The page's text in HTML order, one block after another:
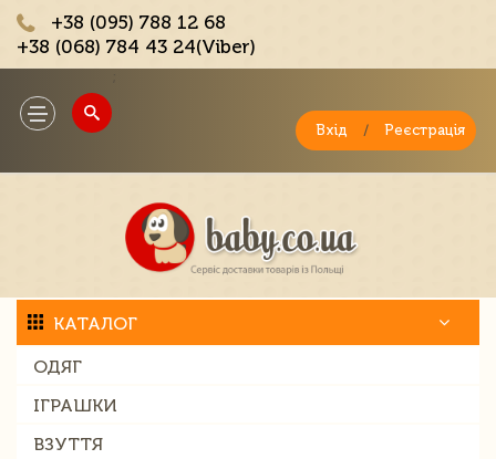
+38 (095) 788 12 68
+38 (068) 784 43 24(Viber)
Toggle
navigation
Вхід / Реєстрація
КАТАЛОГ
ОДЯГ
ІГРАШКИ
ВЗУТТЯ